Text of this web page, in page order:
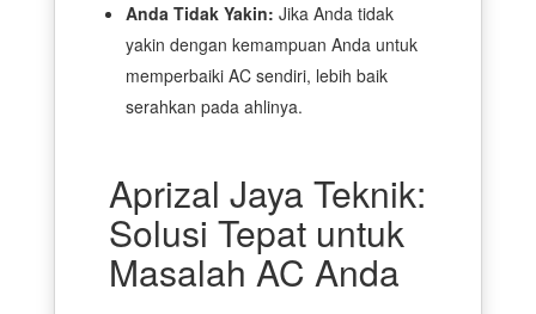
Anda Tidak Yakin: Jika Anda tidak
yakin dengan kemampuan Anda untuk
memperbaiki AC sendiri, lebih baik
serahkan pada ahlinya.
Aprizal Jaya Teknik:
Solusi Tepat untuk
Masalah AC Anda